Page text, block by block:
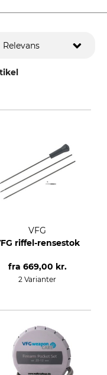
Relevans
VFG
riffel-rensestok
fra 669,00 kr.
2 Varianter